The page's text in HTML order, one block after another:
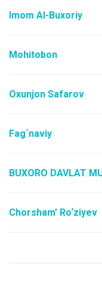
Imom Al-Buxoriy
Mohitobon
Oxunjon Safarov
Fag`naviy
BUXORO DAVLAT
Chorsham’ Ro‘ziyev